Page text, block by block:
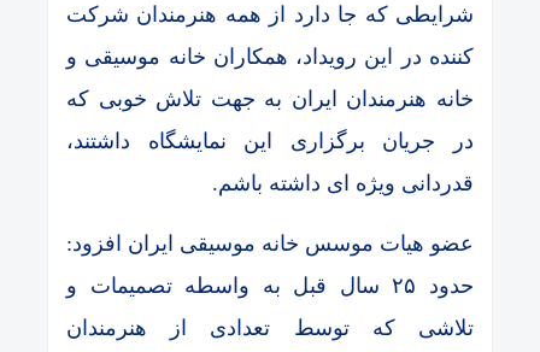
شرایطی که جا دارد از همه هنرمندان شرکت
کننده در این رویداد، همکاران خانه موسیقی و
خانه هنرمندان ایران به جهت تلاش خوبی که
در جریان برگزاری این نمایشگاه داشتند،
قدردانی ویژه ای داشته باشم.
عضو هیات موسس خانه موسیقی ایران افزود:
حدود ۲۵ سال قبل به واسطه تصمیمات و
تلاشی که توسط تعدادی از هنرمندان